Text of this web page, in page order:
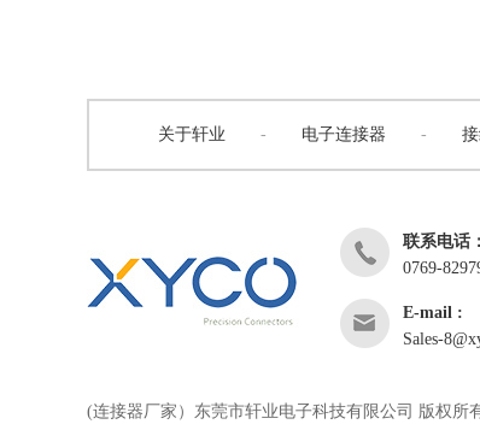
关于轩业 - 电子连接器 -
联系电话：
0769-
E-mail :
Sales-
(连接器厂家）东莞市轩业电子科技有限公司 版权所